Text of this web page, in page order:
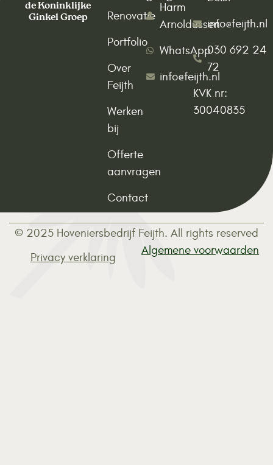
de Koninklijke
Ginkel Groep
Renovatie
Portfolio
Over
Feijth
Werken
bij
Offerte
aanvragen
Contact
Harm
Arnoldussen
WhatsApp
info@feijth.nl
info@feijth.nl
030 692 24
72
KVK nr:
30040835
© 2025 Hoveniersbedrijf Feijth. All rights reserved
Algemene voorwaarden
Privacy verklaring